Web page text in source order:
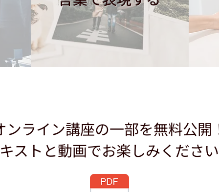
ンライン講座の一部を無料公開
ストと動画でお楽しみくださ